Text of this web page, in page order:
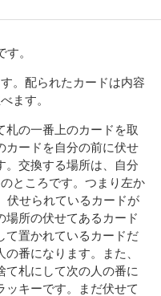
。
。配られたカードは内容
ます。
の一番上のカードを取
カードを自分の前に伏せ
。交換する場所は、自分
ところです。つまり左か
伏せられているカードが
場所の伏せてあるカード
て置かれているカードだ
番になります。また、
て札にして次の人の番に
ッキーです。まだ伏せて